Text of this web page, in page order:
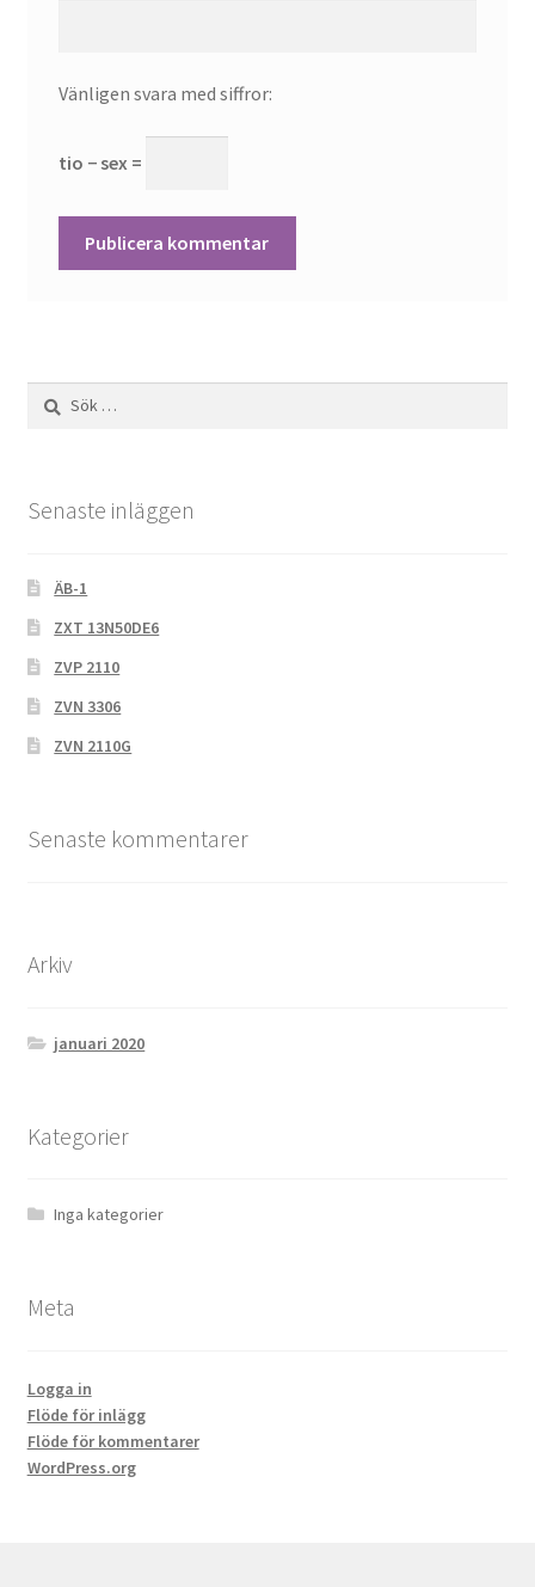
Vänligen svara med siffror:
tio − sex =
Sök
efter:
Senaste inläggen
ÄB-1
ZXT 13N50DE6
ZVP 2110
ZVN 3306
ZVN 2110G
Senaste kommentarer
Arkiv
januari 2020
Kategorier
Inga kategorier
Meta
Logga in
Flöde för inlägg
Flöde för kommentarer
WordPress.org